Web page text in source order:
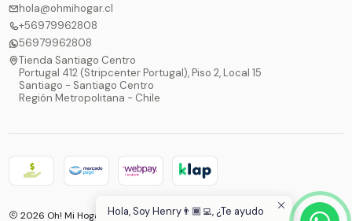
hola@ohmihogar.cl
+56979962808
56979962808
Tienda Santiago Centro
Portugal 412 (Stripcenter Portugal), Piso 2, Local 15
Santiago - Santiago Centro
Región Metropolitana - Chile
2026 Oh! Mi Hogar®.Hola, Soy Henry👨🏾‍💻, ¿Te ayudo